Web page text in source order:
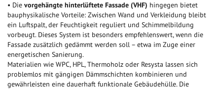
• Die vorgehängte hinterlüftete Fassade (VHF) hingegen bietet
bauphysikalische Vorteile: Zwischen Wand und Verkleidung bleibt
ein Luftspalt, der Feuchtigkeit reguliert und Schimmelbildung
vorbeugt. Dieses System ist besonders empfehlenswert, wenn die
Fassade zusätzlich gedämmt werden soll – etwa im Zuge einer
energetischen Sanierung.
Materialien wie WPC, HPL, Thermoholz oder Resysta lassen sich
problemlos mit gängigen Dämmschichten kombinieren und
gewährleisten eine dauerhaft funktionale Gebäudehülle. Die